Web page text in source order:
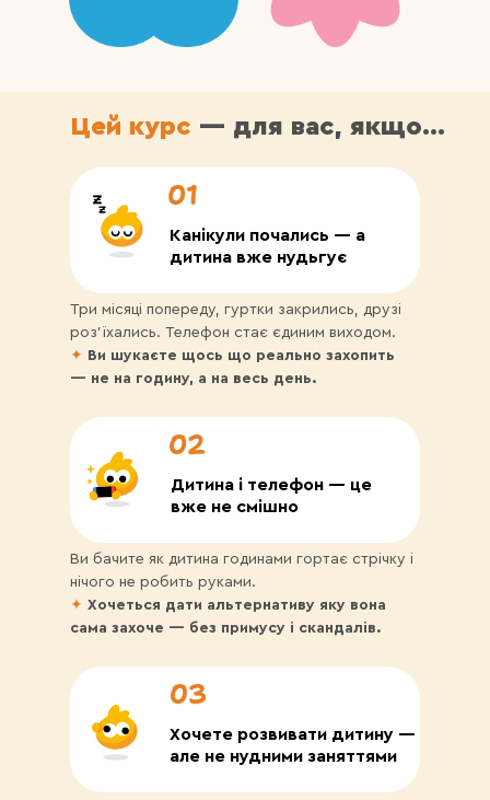
Цей курс — для вас, якщо...
Хочете розвивати дитину —
але не нудними заняттями
Ви бачите як дитина годинами гортає стрічку і
нічого не робить руками.
✦ Хочеться дати альтернативу яку вона
сама захоче — без примусу і скандалів.
Дитина і телефон — це
вже не смішно
Три місяці попереду, гуртки закрились, друзі
роз'їхались. Телефон стає єдиним виходом.
✦ Ви шукаєте щось що реально захопить
— не на годину, а на весь день.
Канікули почались — а
дитина вже нудьгує